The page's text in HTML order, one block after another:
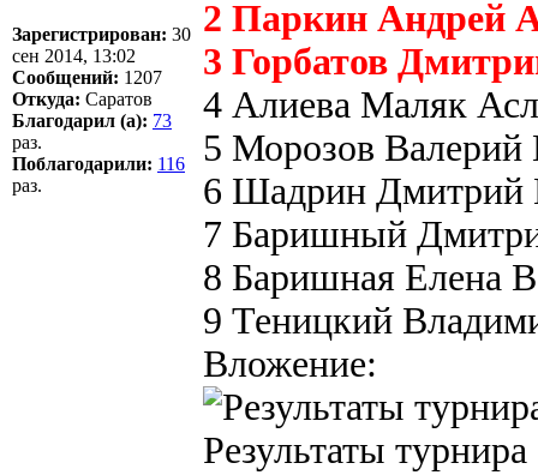
Зарегистрирован: 30
сен 2014, 13:02
Сообщений: 1207
Откуда: Саратов
Благодарил (а): 73
раз.
Поблагодарили: 116
раз.
2 Паркин Андрей
3 Горбатов
4 Алиева Маляк
5 Морозов Валерий
6 Шадрин Дмитрий
7 Баришный
8 Баришная Елена
9 Теницкий
Вложение:
Результаты